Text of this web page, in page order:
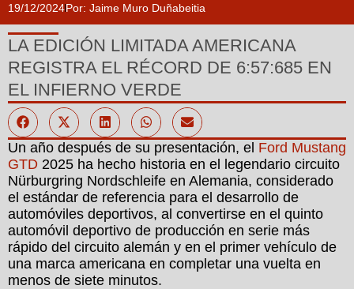
19/12/2024Por: Jaime Muro Duñabeitia
LA EDICIÓN LIMITADA AMERICANA
REGISTRA EL RÉCORD DE 6:57:685 EN
EL INFIERNO VERDE
Un año después de su presentación, el Ford Mustang
GTD 2025 ha hecho historia en el legendario circuito
Nürburgring Nordschleife en Alemania, considerado
el estándar de referencia para el desarrollo de
automóviles deportivos, al convertirse en el quinto
automóvil deportivo de producción en serie más
rápido del circuito alemán y en el primer vehículo de
una marca americana en completar una vuelta en
menos de siete minutos.